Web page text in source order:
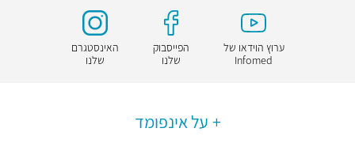
ערוץ הוידאו של
Infomed
הפייסבוק
שלנו
האינסטגרם
שלנו
על אינפומד